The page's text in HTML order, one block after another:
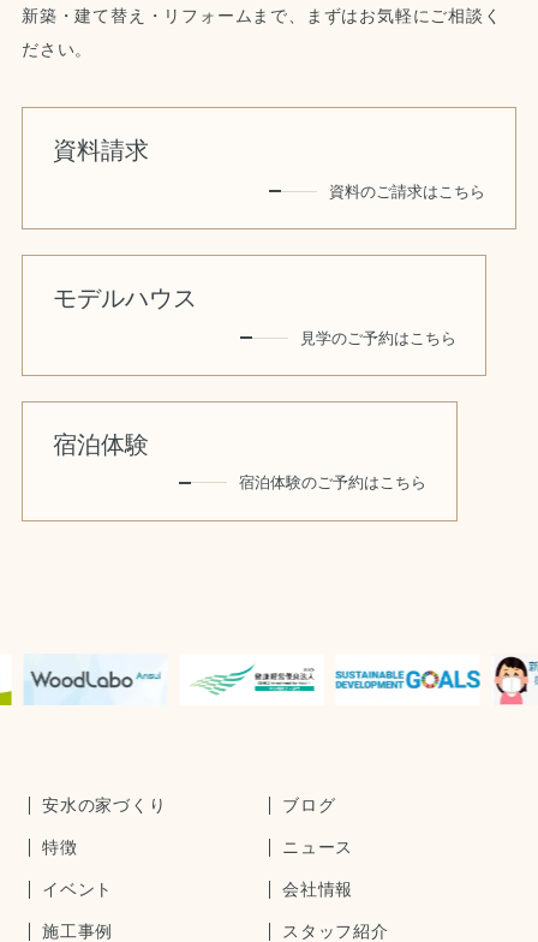
新築・建て替え・リフォームまで、まずはお気軽にご相談く
ださい。
資料請求
資料のご請求はこちら
モデルハウス
見学のご予約はこちら
宿泊体験
宿泊体験のご予約はこちら
安水の家づくり
特徴
イベント
施工事例
ブログ
ニュース
会社情報
スタッフ紹介